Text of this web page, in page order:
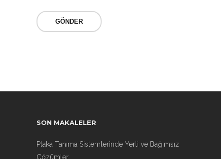
SON MAKALELER
Plaka Tanıma Sistemlerinde Yerli ve Bağımsız
Çözümler